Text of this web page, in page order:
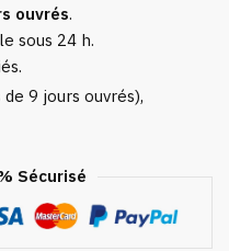
ouvrés.
sous 24 h.
9 jours ouvrés),
Sécurisé